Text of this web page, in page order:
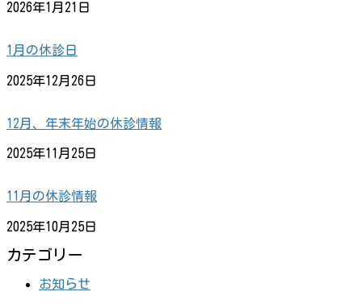
2026年1月21日
1月の休診日
2025年12月26日
12月、年末年始の休診情報
2025年11月25日
11月の休診情報
2025年10月25日
カテゴリー
お知らせ